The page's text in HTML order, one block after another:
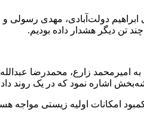
سرکوب‌گرانه، حاکمان ستم‌کار ولایت فقیه هفته گذشته سه زندانی سیاسی قیام
زارع، محمدرضا
اشاره نمود که در یک روند
قزلحصار منتقل شده‌اند که با تراکم و کمبود